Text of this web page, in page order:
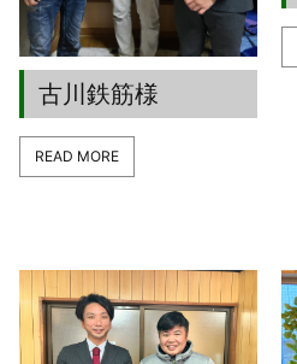
古川鉄筋様
READ MORE